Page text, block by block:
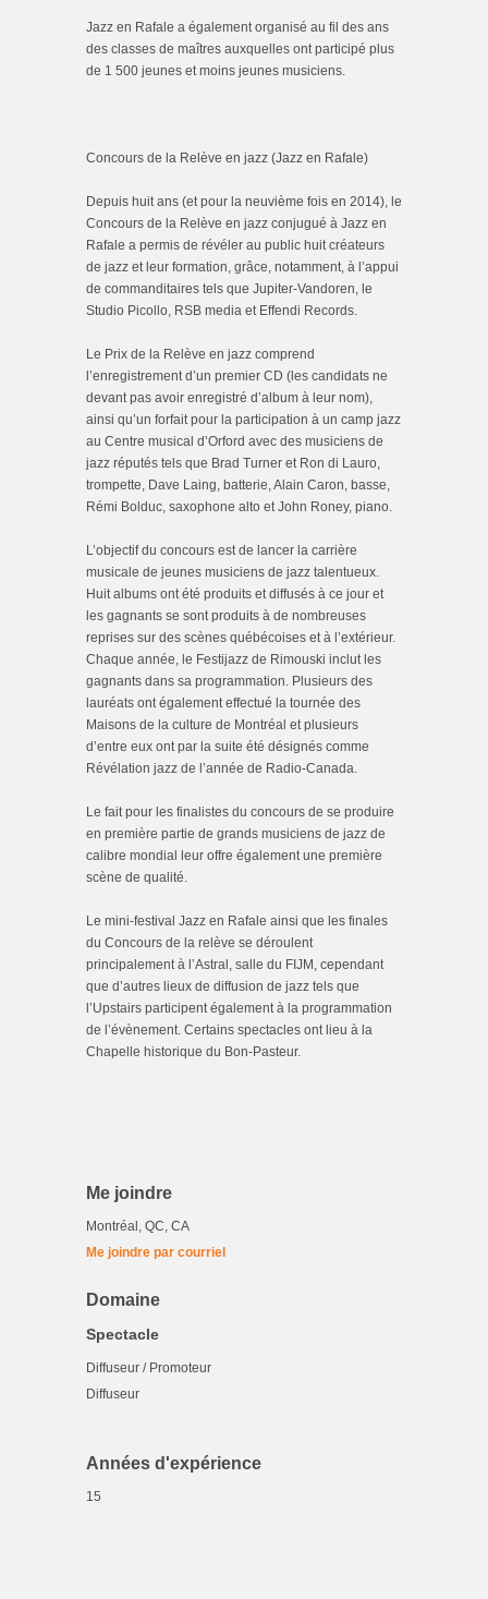
Jazz en Rafale a également organisé au fil des ans
des classes de maîtres auxquelles ont participé plus
de 1 500 jeunes et moins jeunes musiciens.
Concours de la Relève en jazz (Jazz en Rafale)
Depuis huit ans (et pour la neuvième fois en 2014), le
Concours de la Relève en jazz conjugué à Jazz en
Rafale a permis de révéler au public huit créateurs
de jazz et leur formation, grâce, notamment, à l’appui
de commanditaires tels que Jupiter-Vandoren, le
Studio Picollo, RSB media et Effendi Records.
Le Prix de la Relève en jazz comprend
l’enregistrement d’un premier CD (les candidats ne
devant pas avoir enregistré d’album à leur nom),
ainsi qu’un forfait pour la participation à un camp jazz
au Centre musical d’Orford avec des musiciens de
jazz réputés tels que Brad Turner et Ron di Lauro,
trompette, Dave Laing, batterie, Alain Caron, basse,
Rémi Bolduc, saxophone alto et John Roney, piano.
L’objectif du concours est de lancer la carrière
musicale de jeunes musiciens de jazz talentueux.
Huit albums ont été produits et diffusés à ce jour et
les gagnants se sont produits à de nombreuses
reprises sur des scènes québécoises et à l’extérieur.
Chaque année, le Festijazz de Rimouski inclut les
gagnants dans sa programmation. Plusieurs des
lauréats ont également effectué la tournée des
Maisons de la culture de Montréal et plusieurs
d’entre eux ont par la suite été désignés comme
Révélation jazz de l’année de Radio-Canada.
Le fait pour les finalistes du concours de se produire
en première partie de grands musiciens de jazz de
calibre mondial leur offre également une première
scène de qualité.
Le mini-festival Jazz en Rafale ainsi que les finales
du Concours de la relève se déroulent
principalement à l’Astral, salle du FIJM, cependant
que d’autres lieux de diffusion de jazz tels que
l’Upstairs participent également à la programmation
de l’évènement. Certains spectacles ont lieu à la
Chapelle historique du Bon-Pasteur.
Me joindre
Montréal, QC, CA
Me joindre par courriel
Domaine
Spectacle
Diffuseur / Promoteur
Diffuseur
Années d'expérience
15